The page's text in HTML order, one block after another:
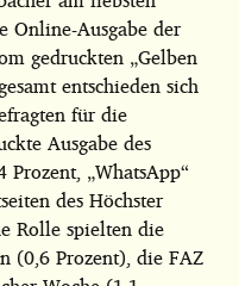
Online-Ausgabe der
gedruckten „Gelben
entschieden sich
für die
Ausgabe des
„WhatsApp“
des Höchster
Rolle spielten die
(0,6 Prozent), die FAZ